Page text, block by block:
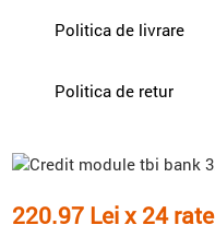
Politica de livrare
Politica de retur
220.97 Lei x 24 rate